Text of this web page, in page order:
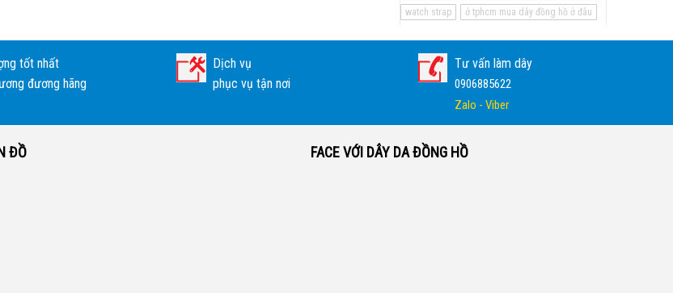
watch strap
ở tphcm mua dây đồng hồ ở đâu
tốt nhất
đương hãng
Dịch vụ
phục vụ tận nơi
Tư vấn làm dây
0906885622
Zalo - Viber
ĐỒ FACE VỚI DÂY DA ĐỒNG HỒ